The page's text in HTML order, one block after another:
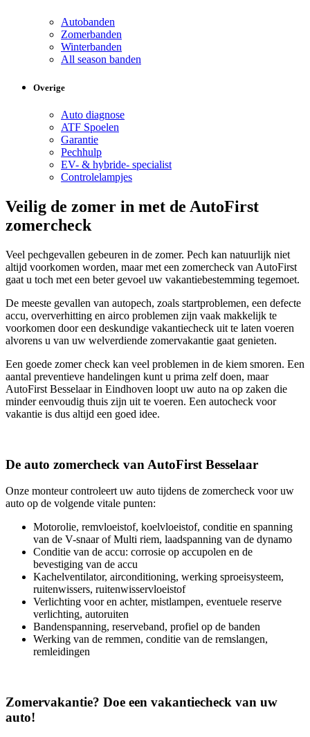
Autobanden
Zomerbanden
Winterbanden
All season banden
Overige
Auto diagnose
ATF Spoelen
Garantie
Pechhulp
EV- & hybride- specialist
Controlelampjes
Veilig de zomer in met de AutoFirst
zomercheck
Veel pechgevallen gebeuren in de zomer. Pech kan natuurlijk niet
altijd voorkomen worden, maar met een zomercheck van AutoFirst
gaat u toch met een beter gevoel uw vakantiebestemming tegemoet.
De meeste gevallen van autopech, zoals startproblemen, een defecte
accu, oververhitting en airco problemen zijn vaak makkelijk te
voorkomen door een deskundige vakantiecheck uit te laten voeren
alvorens u van uw welverdiende zomervakantie gaat genieten.
Een goede zomer check kan veel problemen in de kiem smoren. Een
aantal preventieve handelingen kunt u prima zelf doen, maar
AutoFirst Besselaar in Eindhoven loopt uw auto na op zaken die
minder eenvoudig thuis zijn uit te voeren. Een autocheck voor
vakantie is dus altijd een goed idee.
De auto zomercheck van AutoFirst Besselaar
Onze monteur controleert uw auto tijdens de zomercheck voor uw
auto op de volgende vitale punten:
Motorolie, remvloeistof, koelvloeistof, conditie en spanning
van de V-snaar of Multi riem, laadspanning van de dynamo
Conditie van de accu: corrosie op accupolen en de
bevestiging van de accu
Kachelventilator, airconditioning, werking sproeisysteem,
ruitenwissers, ruitenwisservloeistof
Verlichting voor en achter, mistlampen, eventuele reserve
verlichting, autoruiten
Bandenspanning, reserveband, profiel op de banden
Werking van de remmen, conditie van de remslangen,
remleidingen
Zomervakantie? Doe een vakantiecheck van uw
auto!